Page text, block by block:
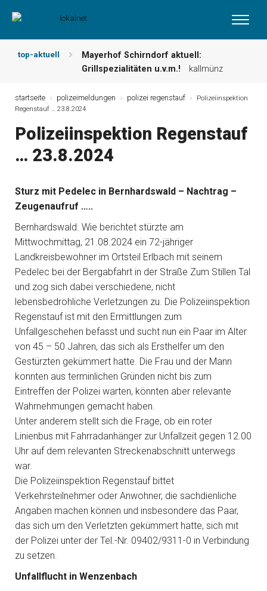
top-aktuell
Mayerhof Schirndorf aktuell:
Grillspezialitäten u.v.m.!
kallmünz
und mehr …
burglengenfeld
Der „deutsche Michel“ muss nun
leserbriefe
Maxhütter Fischladen: Unser aktuelles
Region! angebote vor ort | anzeige
Metzgerei Hummel: Aktuelles
startseite polizeimeldungen polizei regenstauf
Polizeiinspektion
Regenstauf … 23.8.2024
Polizeiinspektion Regenstauf
… 23.8.2024
Sturz mit Pedelec in Bernhardswald – Nachtrag –
Zeugenaufruf …..
Bernhardswald. Wie berichtet stürzte am
Mittwochmittag, 21.08.2024 ein 72-jähriger
Landkreisbewohner im Ortsteil Erlbach mit seinem
Pedelec bei der Bergabfahrt in der Straße Zum Stillen Tal
und zog sich dabei verschiedene, nicht
lebensbedrohliche Verletzungen zu. Die Polizeiinspektion
Regenstauf ist mit den Ermittlungen zum
Unfallgeschehen befasst und sucht nun ein Paar im Alter
von 45 – 50 Jahren, das sich als Ersthelfer um den
Gestürzten gekümmert hatte. Die Frau und der Mann
konnten aus terminlichen Gründen nicht bis zum
Eintreffen der Polizei warten, könnten aber relevante
Wahrnehmungen gemacht haben.
Unter anderem stellt sich die Frage, ob ein roter
Linienbus mit Fahrradanhänger zur Unfallzeit gegen 12.00
Uhr auf dem relevanten Streckenabschnitt unterwegs
war.
Die Polizeiinspektion Regenstauf bittet
Verkehrsteilnehmer oder Anwohner, die sachdienliche
Angaben machen können und insbesondere das Paar,
das sich um den Verletzten gekümmert hatte, sich mit
der Polizei unter der Tel.-Nr. 09402/9311-0 in Verbindung
zu setzen.
Unfallflucht in Wenzenbach